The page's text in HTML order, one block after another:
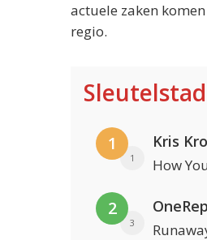
actuele zaken
regio.
1
1 How
2
3